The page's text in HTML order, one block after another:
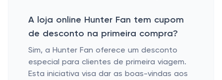
A loja online Hunter Fan tem cupom
de desconto na primeira compra?
Sim, a Hunter Fan oferece um desconto
especial para clientes de primeira viagem.
Esta iniciativa visa dar as boas-vindas aos